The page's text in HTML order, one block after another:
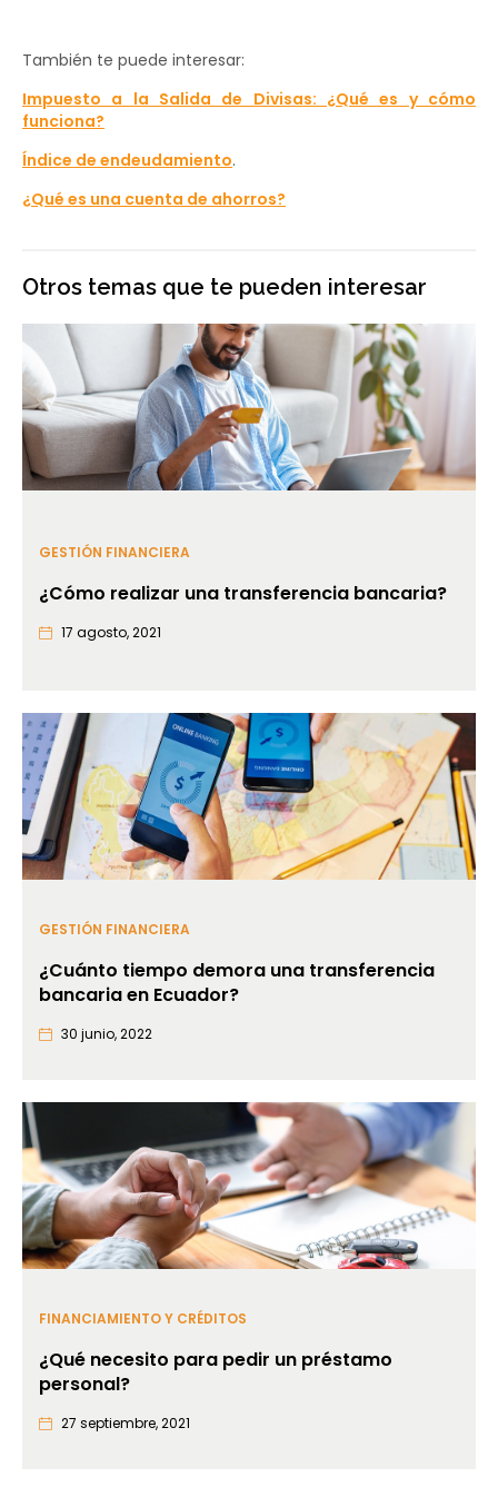
También te puede interesar:
Impuesto a la Salida de Divisas: ¿Qué es y cómo
funciona?
Índice de endeudamiento.
¿Qué es una cuenta de ahorros?
Otros temas que te pueden interesar
GESTIÓN FINANCIERA
¿Cómo realizar una transferencia bancaria?
17 agosto, 2021
GESTIÓN FINANCIERA
¿Cuánto tiempo demora una transferencia
bancaria en Ecuador?
30 junio, 2022
FINANCIAMIENTO Y CRÉDITOS
¿Qué necesito para pedir un préstamo
personal?
27 septiembre, 2021